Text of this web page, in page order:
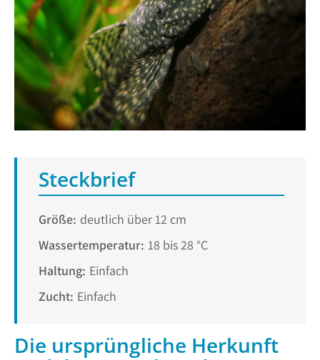
Steckbrief
Größe: deutlich über 12 cm
Wassertemperatur: 18 bis 28 °C
Haltung: Einfach
Zucht: Einfach
Die ursprüngliche Herkunft